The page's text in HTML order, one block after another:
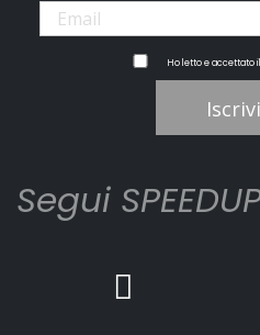
Ho letto e accettato
Segui